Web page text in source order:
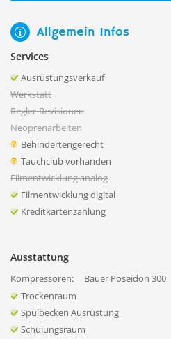
Allgemein Infos
Services
Ausrüstungsverkauf
Werkstatt
Regler-Revisionen
Neoprenarbeiten
Behindertengerecht
Tauchclub vorhanden
Filmentwicklung analog
Filmentwicklung digital
Kreditkartenzahlung
Ausstattung
Kompressoren:
Bauer Poseidon 300
Trockenraum
Spülbecken Ausrüstung
Schulungsraum